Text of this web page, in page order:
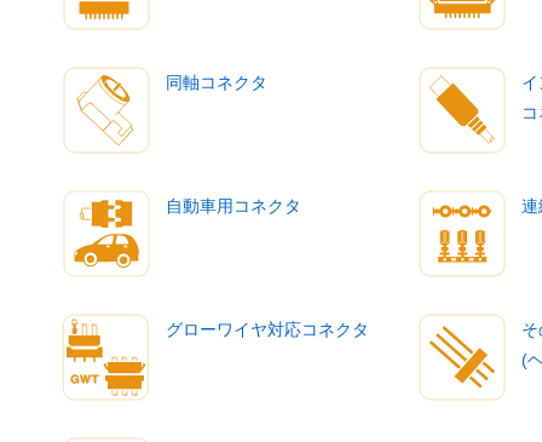
同軸コネクタ
自動車用コネクタ 連
グローワイヤ対応コネクタ
(